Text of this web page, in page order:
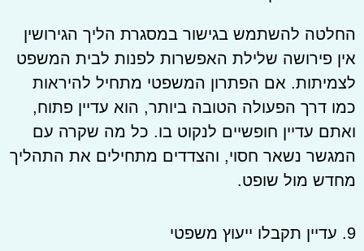
החלטה להשתמש בגישור במסגרת הליך הגירושין
אין פירושה שלילת האפשרות לפנות לבית המשפט
לצמיתות. אם הפתרון המשפטי מתחיל להיראות
כמו דרך הפעולה הטובה ביותר, הוא עדיין פתוח,
ואתם עדיין חופשיים לנקוט בו. כל מה שקרה עם
המגשר נשאר חסוי, והצדדים מתחילים את התהליך
מחדש מול שופט.
9. עדיין תקבלו ייעוץ משפטי